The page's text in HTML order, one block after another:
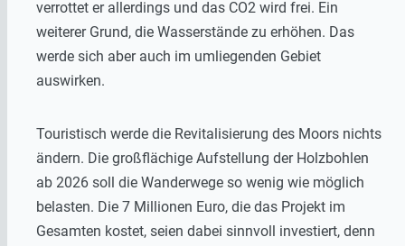
verrottet er allerdings und das CO2 wird frei. Ein
weiterer Grund, die Wasserstände zu erhöhen. Das
werde sich aber auch im umliegenden Gebiet
auswirken.
Touristisch werde die Revitalisierung des Moors nichts
ändern. Die großflächige Aufstellung der Holzbohlen
ab 2026 soll die Wanderwege so wenig wie möglich
belasten. Die 7 Millionen Euro, die das Projekt im
Gesamten kostet, seien dabei sinnvoll investiert, denn